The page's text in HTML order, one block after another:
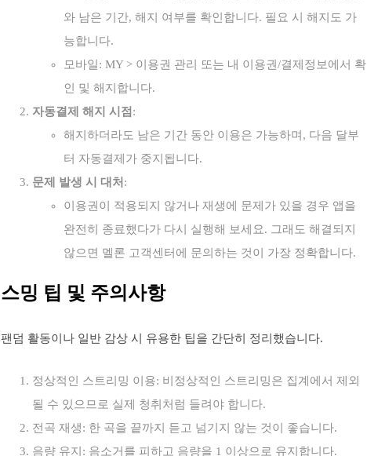
와 남은 기간, 해지 여부를 확인합니다. 필요 시 해지도 가
능합니다.
모바일: MY > 이용권 관리 또는 내 이용권/결제정보에서 확
인 및 해지합니다.
자동결제 해지 시점 :
해지하더라도 남은 기간 동안 이용은 가능하며, 다음 달부
터 자동결제가 중지됩니다.
문제 발생 시 대처 :
이용권이 적용되지 않거나 재생에 문제가 있을 경우 앱을
완전히 종료했다가 다시 실행해 보세요. 그래도 해결되지
않으면 멜론 고객센터에 문의하는 것이 가장 정확합니다.
스밍 팁 및 주의사항
팬덤 활동이나 일반 감상 시 유용한 팁을 간단히 정리했습니다.
정상적인 스트리밍 이용: 비정상적인 스트리밍은 집계에서 제외
될 수 있으므로 실제 청취처럼 들려야 합니다.
전곡 재생: 한 곡을 끝까지 듣고 넘기지 않는 것이 좋습니다.
음량 유지: 음소거를 피하고 음량을 1 이상으로 유지합니다.